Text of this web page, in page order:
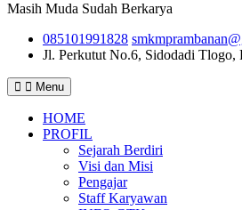
Masih Muda Sudah Berkarya
085101991828
Jl. Perkutut No.6, Sidodadi Tlogo,
Menu
HOME
PROFIL
Sejarah Berdiri
Visi dan Misi
Pengajar
Staff Karyawan